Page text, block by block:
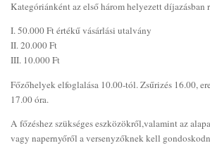
Kategóriánként az első három helyezett díjazásban
I. 50.000 Ft értékű vásárlási utalvány
II. 20.000 Ft
III. 10.000 Ft
Főzőhelyek elfoglalása 10.00-tól. Zsűrizés 16.00,
17.00 óra.
A főzéshez szükséges eszközökről,valamint az
vagy napernyőről a versenyzőknek kell